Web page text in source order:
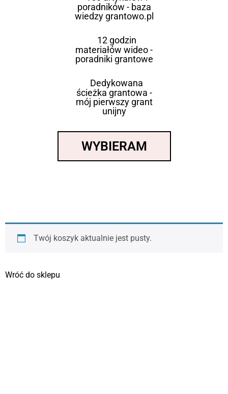
poradników - baza
wiedzy grantowo.pl
12 godzin
materiałów wideo -
poradniki grantowe
Dedykowana
ścieżka grantowa -
mój pierwszy grant
unijny
WYBIERAM
Twój koszyk aktualnie jest pusty.
Wróć do sklepu